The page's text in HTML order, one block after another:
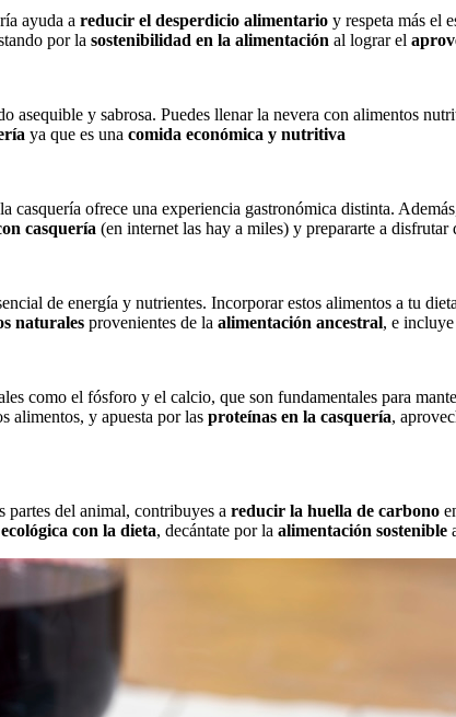
ayuda a reducir el desperdicio alimentario y respeta más el
por la sostenibilidad en la alimentación al lograr el
asequible y sabrosa. Puedes llenar la nevera con alimentos
ya que es una comida económica y nutritiva
ofrece una experiencia gastronómica distinta.
casquería (en internet las hay a miles) y prepararte a disfrutar
de energía y nutrientes. Incorporar estos alimentos a tu
naturales provenientes de la alimentación ancestral, e
como el fósforo y el calcio, que son fundamentales para
alimentos, y apuesta por las proteínas en la casquería,
partes del animal, contribuyes a reducir la huella de carbono
con la dieta, decántate por la alimentación sostenible